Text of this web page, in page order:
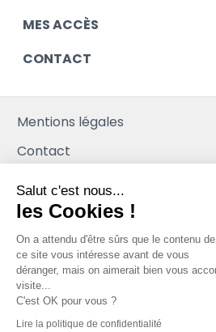
MES ACCÈS
CONTACT
Mentions légales
Contact
Mediapilote
Salut c'est nous...
les Cookies !
On a attendu d'être sûrs que le contenu de
ce site vous intéresse avant de vous
déranger, mais on aimerait bien vous
visite...
C'est OK pour vous ?
Lire la politique de confidentialité